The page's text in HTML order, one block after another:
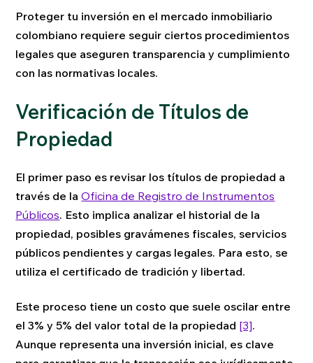
Proteger tu inversión en el mercado inmobiliario
colombiano requiere seguir ciertos procedimientos
legales que aseguren transparencia y cumplimiento
con las normativas locales.
Verificación de Títulos de
Propiedad
El primer paso es revisar los títulos de propiedad a
través de la Oficina de Registro de Instrumentos
Públicos. Esto implica analizar el historial de la
propiedad, posibles gravámenes fiscales, servicios
públicos pendientes y cargas legales. Para esto, se
utiliza el certificado de tradición y libertad.
Este proceso tiene un costo que suele oscilar entre
el 3% y 5% del valor total de la propiedad [3].
Aunque representa una inversión inicial, es clave